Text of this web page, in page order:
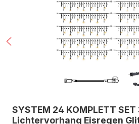
SYSTEM 24 KOMPLETT SET
Lichtervorhang Eisregen